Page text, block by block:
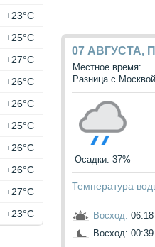
07 АВГУСТА,
Местное время:
Разница с
Осадки: 37%
Температура
Восход: 06:18
Восход: 00:39
+23°C
+25°C
+27°C
+26°C
+26°C
+25°C
+26°C
+26°C
+27°C
+23°C